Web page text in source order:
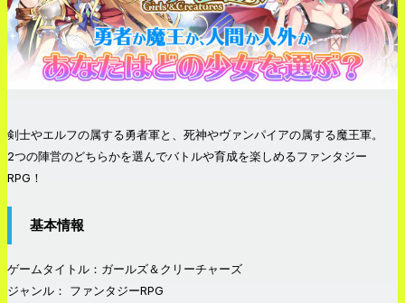
剣士やエルフの属する勇者軍と、死神やヴァンパイアの属する魔王軍。
2つの陣営のどちらかを選んでバトルや育成を楽しめるファンタジー
RPG！
基本情報
ゲームタイトル：ガールズ＆クリーチャーズ
ジャンル： ファンタジーRPG